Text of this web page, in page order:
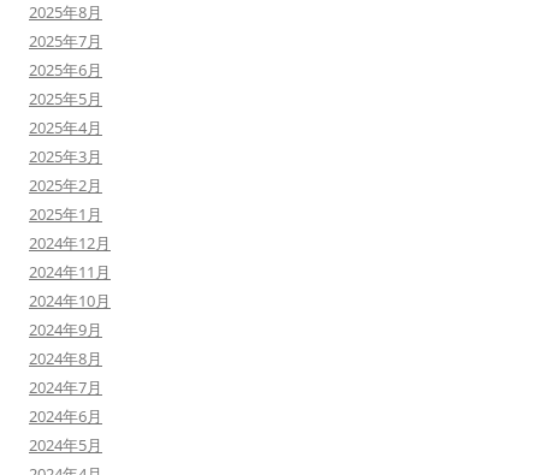
2025年8月
2025年7月
2025年6月
2025年5月
2025年4月
2025年3月
2025年2月
2025年1月
2024年12月
2024年11月
2024年10月
2024年9月
2024年8月
2024年7月
2024年6月
2024年5月